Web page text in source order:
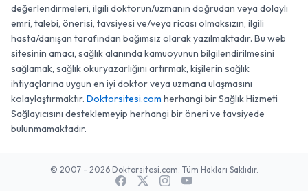
değerlendirmeleri, ilgili doktorun/uzmanın doğrudan veya dolaylı
emri, talebi, önerisi, tavsiyesi ve/veya ricası olmaksızın, ilgili
hasta/danışan tarafından bağımsız olarak yazılmaktadır. Bu web
sitesinin amacı, sağlık alanında kamuoyunun bilgilendirilmesini
sağlamak, sağlık okuryazarlığını artırmak, kişilerin sağlık
ihtiyaçlarına uygun en iyi doktor veya uzmana ulaşmasını
kolaylaştırmaktır. Doktorsitesi.com herhangi bir Sağlık Hizmeti
Sağlayıcısını desteklemeyip herhangi bir öneri ve tavsiyede
bulunmamaktadır.
© 2007 - 2026 Doktorsitesi.com. Tüm Hakları Saklıdır.